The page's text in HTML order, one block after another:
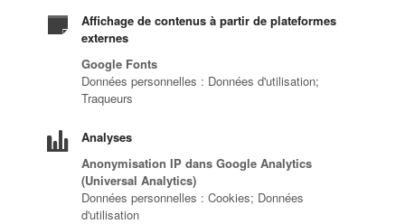
Affichage de contenus à partir de plateformes
externes
Google Fonts
Données personnelles : Données d'utilisation;
Traqueurs
Analyses
Anonymisation IP dans Google Analytics
(Universal Analytics)
Données personnelles : Cookies; Données
d'utilisation